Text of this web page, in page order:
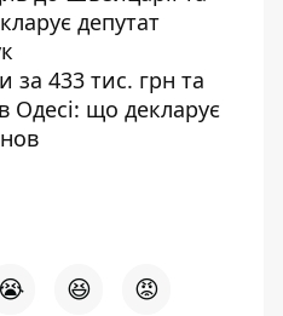
депутат
за 433 тис. грн та
Одесі: що декларує
😆 😡